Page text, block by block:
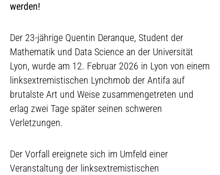
werden!
Der 23-jährige Quentin Deranque, Student der
Mathematik und Data Science an der Universität
Lyon, wurde am 12. Februar 2026 in Lyon von einem
linksextremistischen Lynchmob der Antifa auf
brutalste Art und Weise zusammengetreten und
erlag zwei Tage später seinen schweren
Verletzungen.
Der Vorfall ereignete sich im Umfeld einer
Veranstaltung der linksextremistischen